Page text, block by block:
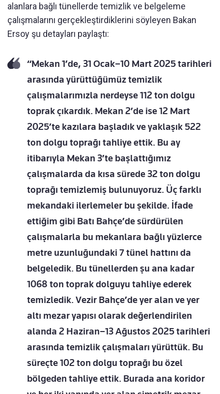
alanlara bağlı tünellerde temizlik ve belgeleme
çalışmalarını gerçekleştirdiklerini söyleyen Bakan
Ersoy şu detayları paylaştı:
“Mekan 1’de, 31 Ocak–10 Mart 2025 tarihleri
arasında yürüttüğümüz temizlik
çalışmalarımızla nerdeyse 112 ton dolgu
toprak çıkardık. Mekan 2’de ise 12 Mart
2025’te kazılara başladık ve yaklaşık 522
ton dolgu toprağı tahliye ettik. Bu ay
itibarıyla Mekan 3’te başlattığımız
çalışmalarda da kısa sürede 32 ton dolgu
toprağı temizlemiş bulunuyoruz. Üç farklı
mekandaki ilerlemeler bu şekilde. İfade
ettiğim gibi Batı Bahçe’de sürdürülen
çalışmalarla bu mekanlara bağlı yüzlerce
metre uzunluğundaki 7 tünel hattını da
belgeledik. Bu tünellerden şu ana kadar
1068 ton toprak dolguyu tahliye ederek
temizledik. Vezir Bahçe’de yer alan ve yer
altı mezar yapısı olarak değerlendirilen
alanda 2 Haziran–13 Ağustos 2025 tarihleri
arasında temizlik çalışmaları yürüttük. Bu
süreçte 102 ton dolgu toprağı bu özel
bölgeden tahliye ettik. Burada ana koridor